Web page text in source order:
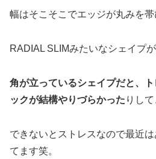
幅はそこそこでエッジが丸みを
RADIAL SLIMみたいなシェイプ
角が立っているシェイプだと、
ックが結構やりづらかった りして
できないとストレスなので最近
てます笑。